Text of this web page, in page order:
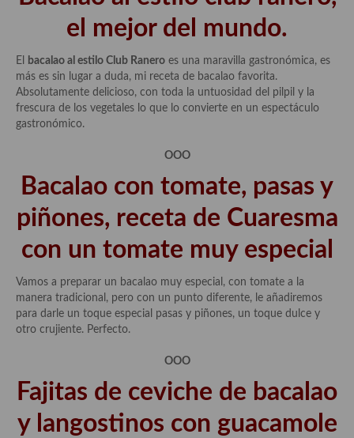
el mejor del mundo.
El bacalao al estilo Club Ranero es una maravilla gastronómica, es
más es sin lugar a duda, mi receta de bacalao favorita.
Absolutamente delicioso, con toda la untuosidad del pilpil y la
frescura de los vegetales lo que lo convierte en un espectáculo
gastronómico.
OOO
Bacalao con tomate, pasas y
piñones, receta de Cuaresma
con un tomate muy especial
Vamos a preparar un bacalao muy especial, con tomate a la
manera tradicional, pero con un punto diferente, le añadiremos
para darle un toque especial pasas y piñones, un toque dulce y
otro crujiente. Perfecto.
OOO
Fajitas de ceviche de bacalao
y langostinos con guacamole